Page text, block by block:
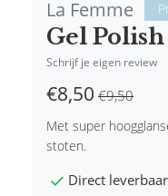
La Femme
Gel
Schrijf je eigen review
€8,50 €9,50
Met super
stoten.
Direct